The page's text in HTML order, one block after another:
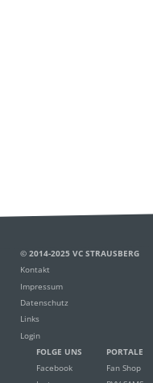
© 2014-2025 VC STRAUSBERG
Kontakt
Impressum
Datenschutz
Links
Login
FOLGE UNS
Facebook
PORTALE
Fan Shop